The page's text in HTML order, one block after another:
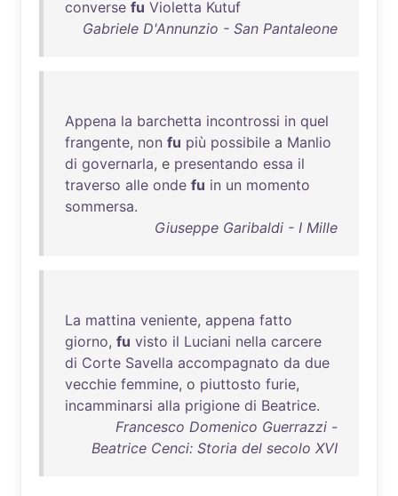
converse fu Violetta Kutuf
Gabriele D'Annunzio - San Pantaleone
Appena la barchetta incontrossi in quel
frangente, non fu più possibile a Manlio
di governarla, e presentando essa il
traverso alle onde fu in un momento
sommersa.
Giuseppe Garibaldi - I Mille
La mattina veniente, appena fatto
giorno, fu visto il Luciani nella carcere
di Corte Savella accompagnato da due
vecchie femmine, o piuttosto furie,
incamminarsi alla prigione di Beatrice.
Francesco Domenico Guerrazzi -
Beatrice Cenci: Storia del secolo XVI